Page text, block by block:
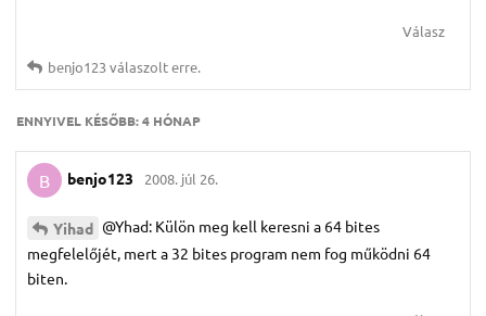
Válasz
benjo123válaszolt erre.
ENNYIVEL KÉSŐBB:4 HÓNAP
B benjo123 2008. júl 26.
Yihad @Yhad: Külön meg kell keresni a 64 bites
megfelelőjét, mert a 32 bites program nem fog működni 64
biten.